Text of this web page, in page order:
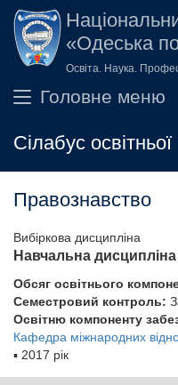
Перейти до основного вмісту
«Одеська
Освіта. Наука.
Головне меню
Сілабус
Правознавство
Вибіркова дисципліна
Навчальна дисципліна
Обсяг освітнього
Семестровий контроль:
Освітню компоненту
Кафедра міжнародних
▪ 2017 рік